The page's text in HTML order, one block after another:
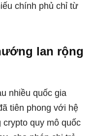
chính phủ chỉ từ
lan rộng
nhiều quốc gia
tiên phong với hệ
crypto quy mô quốc